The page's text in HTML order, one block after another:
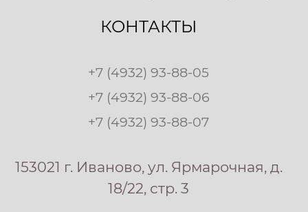
КОНТАКТЫ
+7 (4932) 93-88-05
+7 (4932) 93-88-06
+7 (4932) 93-88-07
153021 г. Иваново, ул. Ярмарочная, д.
18/22, стр. 3